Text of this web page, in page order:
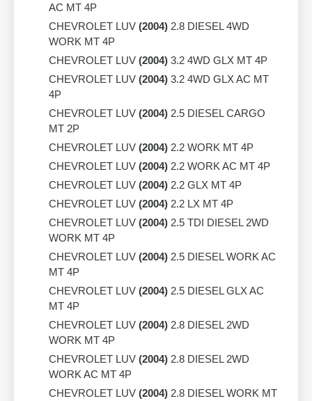
AC MT 4P
CHEVROLET LUV (2004) 2.8 DIESEL 4WD
WORK MT 4P
CHEVROLET LUV (2004) 3.2 4WD GLX MT 4P
CHEVROLET LUV (2004) 3.2 4WD GLX AC MT
4P
CHEVROLET LUV (2004) 2.5 DIESEL CARGO
MT 2P
CHEVROLET LUV (2004) 2.2 WORK MT 4P
CHEVROLET LUV (2004) 2.2 WORK AC MT 4P
CHEVROLET LUV (2004) 2.2 GLX MT 4P
CHEVROLET LUV (2004) 2.2 LX MT 4P
CHEVROLET LUV (2004) 2.5 TDI DIESEL 2WD
WORK MT 4P
CHEVROLET LUV (2004) 2.5 DIESEL WORK AC
MT 4P
CHEVROLET LUV (2004) 2.5 DIESEL GLX AC
MT 4P
CHEVROLET LUV (2004) 2.8 DIESEL 2WD
WORK MT 4P
CHEVROLET LUV (2004) 2.8 DIESEL 2WD
WORK AC MT 4P
CHEVROLET LUV (2004) 2.8 DIESEL WORK MT